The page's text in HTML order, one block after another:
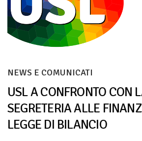
NEWS E COMUNICATI
USL A CONFRONTO CON
SEGRETERIA ALLE
LEGGE DI BILANCIO